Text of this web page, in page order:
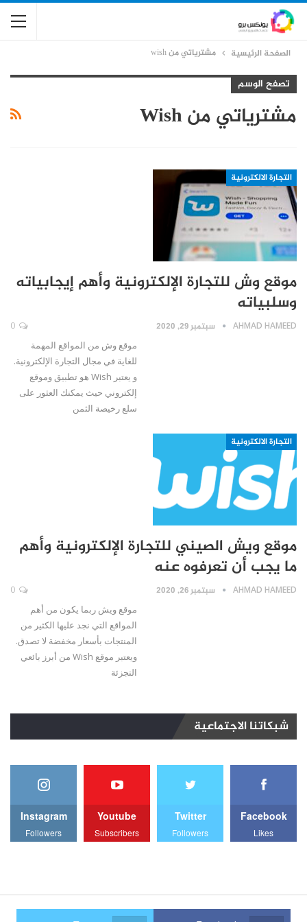
الصفحة الرئيسية مشترياتي من wish
تصفح الوسم
مشترياتي من Wish
التجارة الالكترونية
موقع وش للتجارة الإلكترونية وأهم إيجابياته
وسلبياته
AHMAD HAMEED سبتمبر 29, 2020
موقع وش من المواقع المهمة
للغاية في مجال التجارة الإلكترونية.
و يعتبر Wish هو تطبيق وموقع
إلكتروني حيث يمكنك العثور على
سلع رخيصة الثمن
التجارة الالكترونية
موقع ويش الصيني للتجارة الإلكترونية وأهم
ما يجب أن تعرفوه عنه
AHMAD HAMEED سبتمبر 26, 2020
موقع ويش ربما يكون من أهم
المواقع التي نجد عليها الكثير من
المنتجات بأسعار مخفضة لا تصدق.
ويعتبر موقع Wish من أبرز بائعي
التجزئة
شبكاتنا الاجتماعية
Facebook
Likes
Twitter
Followers
Youtube
Subscribers
Instagram
Followers